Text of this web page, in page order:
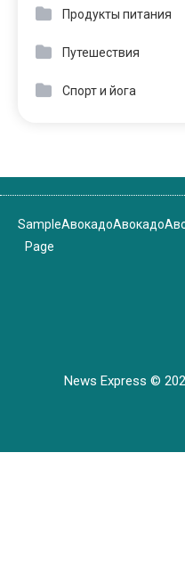
Продукты питания
Путешествия
Спорт и йога
Sample
Page
АвокадоАвокадо
News Express ©